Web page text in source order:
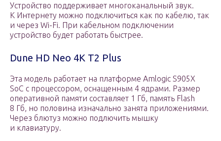
Устройство поддерживает многоканальный звук.
К Интернету можно подключиться как по кабелю, так
и через Wi-Fi. При кабельном подключении
устройство будет работать быстрее.
Dune HD Neo 4K T2 Plus
Эта модель работает на платформе Amlogic S905X
SoC с процессором, оснащенным 4 ядрами. Размер
оперативной памяти составляет 1 Гб, память Flash
8 Гб, но половина изначально занята приложениями.
Через блютуз можно подлючить мышку
и клавиатуру.